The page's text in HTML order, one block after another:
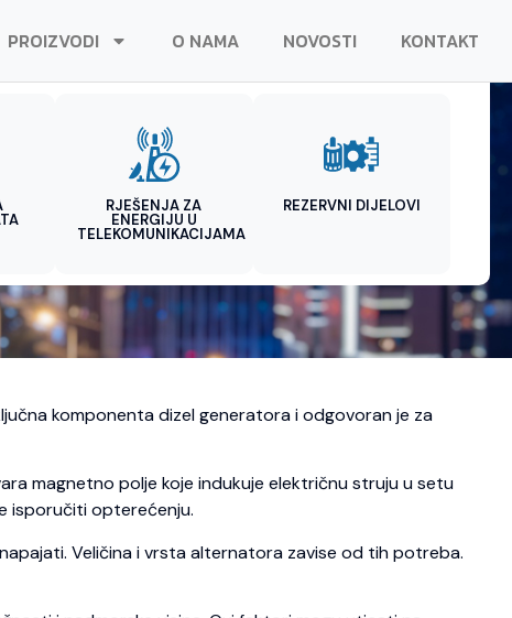
PROIZVODI O NAMA NOVOSTI KONTAKT
RJEŠENJA ZA
ENERGIJU U
TELEKOMUNIKACIJAMA
REZERVNI DIJELOVI
komponenta dizel generatora i odgovoran je za
magnetno polje koje indukuje električnu struju u setu
isporučiti opterećenju.
Veličina i vrsta alternatora zavise od tih potreba.